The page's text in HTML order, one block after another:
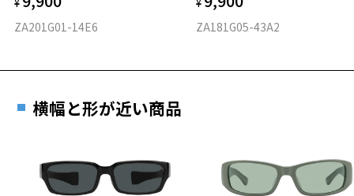
ZA201G01-14E6 ZA181G05-43A2
横幅と形が近い商品